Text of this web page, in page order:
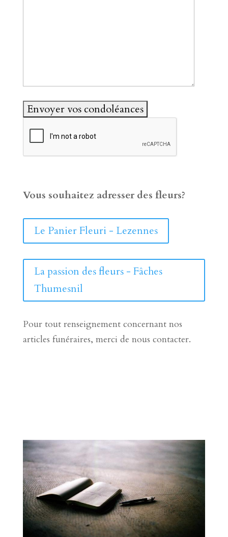
Vous souhaitez adresser des fleurs?
Le Panier Fleuri - Lezennes
La passion des fleurs - Fâches
Thumesnil
Pour tout renseignement concernant nos
articles funéraires, merci de nous contacter.